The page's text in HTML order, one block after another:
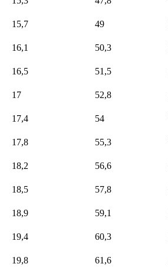
15,7 49
16,1 50,3
16,5 51,5
17 52,8
17,4 54
17,8 55,3
18,2 56,6
18,5 57,8
18,9 59,1
19,4 60,3
19,8 61,6